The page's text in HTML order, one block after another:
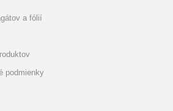
a fólií
podmienky